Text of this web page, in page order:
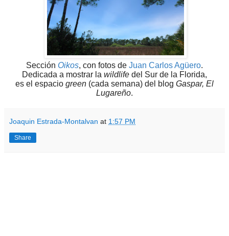
Sección Oikos, con fotos de Juan Carlos Agüero.
Dedicada a mostrar la wildlife del Sur de la Florida,
es el espacio green (cada semana) del blog Gaspar, El
Lugareño.
Joaquin Estrada-Montalvan at 1:57 PM
Share